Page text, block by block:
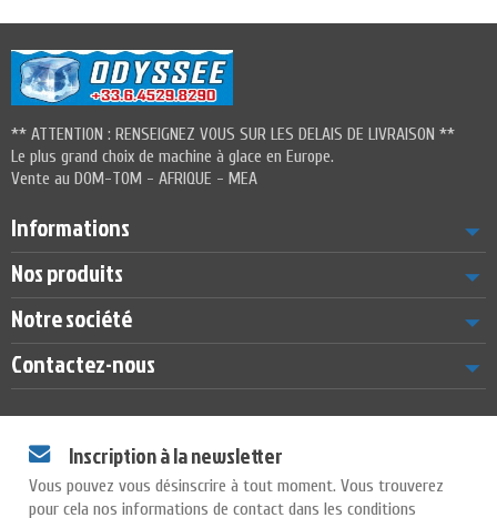
** ATTENTION : RENSEIGNEZ VOUS SUR LES DELAIS DE LIVRAISON **
Le plus grand choix de machine à glace en Europe.
Vente au DOM-TOM - AFRIQUE - MEA
Informations
Nos produits
Notre société
Contactez-nous
Inscription à la newsletter
Vous pouvez vous désinscrire à tout moment. Vous trouverez
pour cela nos informations de contact dans les conditions